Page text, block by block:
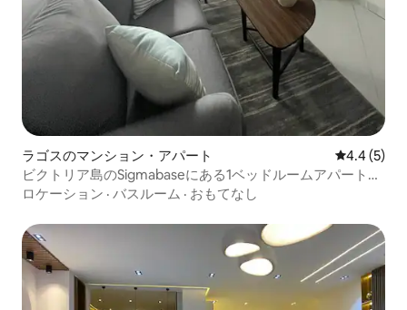
ラゴスのマンション・アパート レビュー5
4.4 (5)
ビクトリア島のSigmabaseにある1ベッドルームアパートメ
ント
ロケーション · バスルーム · おもてなし